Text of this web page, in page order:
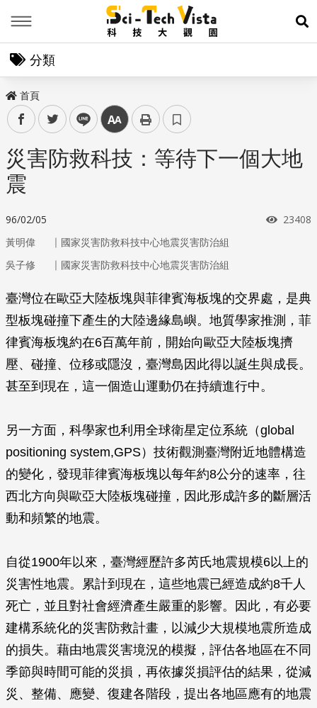
展
分類
首頁
facebooktwitter line 中
災害防救科技：等待下一個大地
震
96/02/05 瀏覽次
23408
黃明偉 ｜ 國家災害防救科技中心地震災害防治組
吳子修
｜ 國家災害防救科技中心地震災害防治組
臺灣位在歐亞大陸板塊與菲律賓海板塊的交界處，是典
型板塊碰撞下產生的大陸邊緣島嶼。地質學家推測，菲
律賓海板塊約在6百萬年前，開始向歐亞大陸板塊擠
壓、碰撞、位移或隱沒，臺灣島因此得以誕生與成長。
甚至到現在，這一個造山運動仍在持續進行中。
另一方面，科學家也利用全球衛星定位系統（global
positioning system,GPS）技術觀測臺灣附近地體構造
的變化，發現菲律賓海板塊以每年約8公分的速率，往
西北方向與歐亞大陸板塊碰撞，因此形成許多的斷層活
動和頻繁的地震。
自從1900年以來，臺灣經歷許多芮氏地震規模6以上的
災害性地震。累計到現在，這些地震已經造成約8千人
死亡，並且對社會經濟產生嚴重的影響。因此，有必要
建構系統化的災害防救計畫，以減少大規模地震所造成
的損失。藉由地震災害境況的模擬，評估各地區在不同
季節與時間可能的災損，再依據災損評估的結果，從減
災、整備、應變、復建各階段，提出各地區應有的地震